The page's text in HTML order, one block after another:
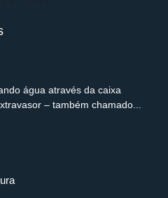
água através da caixa
– também chamado...